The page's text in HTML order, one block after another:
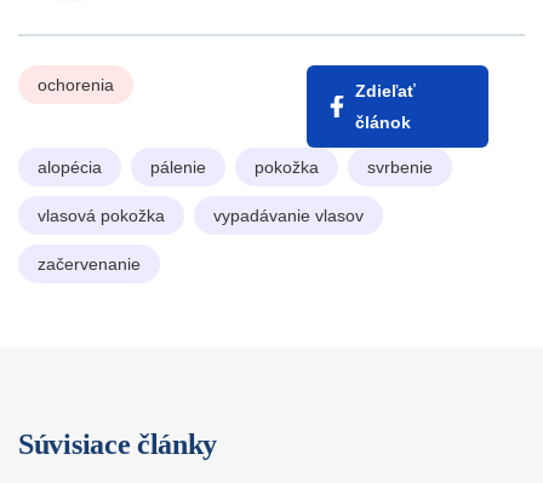
ochorenia
Zdieľať
článok
alopécia pálenie pokožka svrbenie
vlasová pokožka vypadávanie vlasov
začervenanie
Súvisiace články